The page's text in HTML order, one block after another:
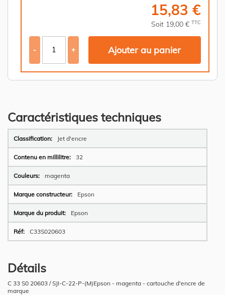
15,83 €
Soit 19,00 € TTC
- + Ajouter au panier
Caractéristiques techniques
Plus
d’information
Jet d'encre
32
magenta
Epson
Epson
C33S020603
Détails
C 33 S0 20603 / SJI-C-22-P-(M)Epson - magenta - cartouche d'encre de
marque